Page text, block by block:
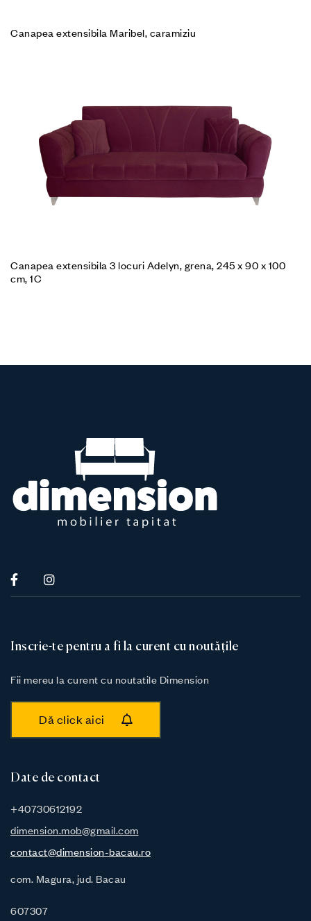
Canapea extensibila Maribel, caramiziu
Canapea extensibila 3 locuri Adelyn, grena, 245 x 90 x 100
cm, 1C
Inscrie-te pentru a fi la curent cu noutățile
Fii mereu la curent cu noutatile Dimension
Dă click aici
Date de contact
+40730612192
dimension.mob@gmail.com
contact@dimension-bacau.ro
com. Magura, jud. Bacau
607307